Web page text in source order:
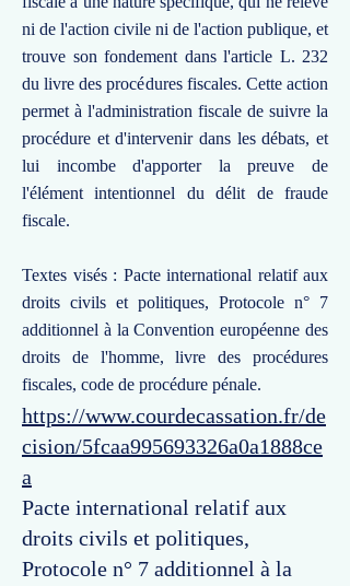
ni de l'action civile ni de l'action publique, et
trouve son fondement dans l'article L. 232
du livre des procédures fiscales. Cette action
permet à l'administration fiscale de suivre la
procédure et d'intervenir dans les débats, et
lui incombe d'apporter la preuve de
l'élément intentionnel du délit de fraude
fiscale.
Textes visés : Pacte international relatif aux
droits civils et politiques, Protocole n° 7
additionnel à la Convention européenne des
droits de l'homme, livre des procédures
fiscales, code de procédure pénale.
https://www.courdecassation.fr/de
cision/5fcaa995693326a0a1888ce
a
Pacte international relatif aux
droits civils et politiques,
Protocole n° 7 additionnel à la